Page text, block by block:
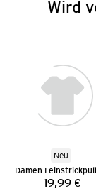
Wird
Neu
Preis:
19,99 €